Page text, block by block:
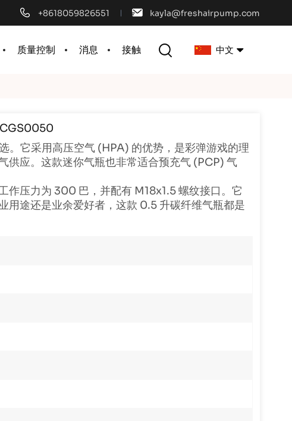
+8618059826551 kayla@freshairpump.com
质量控制 消息 接触 中文
español
العربية
。它采用高压空气 (HPA) 的优势，是彩弹游戏的理
供应。这款迷你气瓶也非常适合预充气 (PCP) 气
作压力为 300 巴，并配有 M18x1.5 螺纹接口。它
用途还是业余爱好者，这款 0.5 升碳纤维气瓶都是